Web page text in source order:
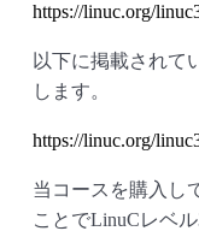
https://linuc.org/
以下に掲載されて
します。
https://linuc.org/
当コースを購入し
ことでLinuCレベ